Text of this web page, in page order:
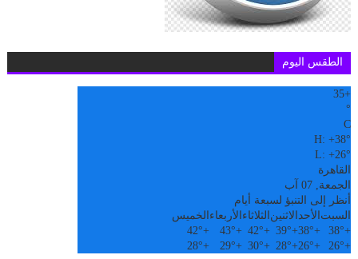
الطقس اليوم
+
35
°
C
H:+38°
L:+26°
القاهرة
الجمعة, 07 آب
أنظر إلى التنبؤ لسبعة أيام
السبت الأحدالاثنين الثلاثاء الأربعاء الخميس
+
38°
+
38°
+
39°
+
42°
+
43°
+
42°
+
26°
+
26°
+
28°
+
30°
+
29°
+
28°